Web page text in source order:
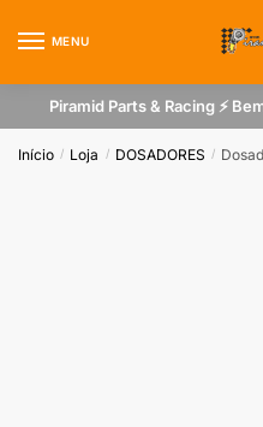
MENU
Piramid Parts & Racing ⚡
Início / Loja / DOSADORES / Dosador